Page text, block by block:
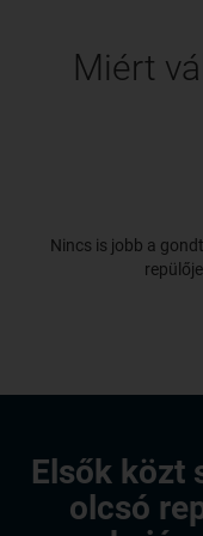
Miért
Nincs is jobb a
Elsők közt
olcsó